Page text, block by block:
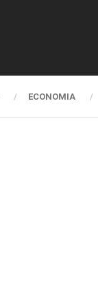
ECONOMIA